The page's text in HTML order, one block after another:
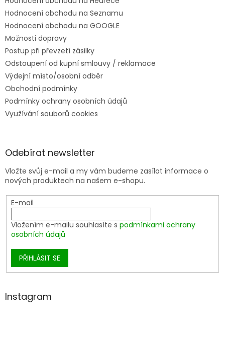
Hodnocení obchodu na Seznamu
Hodnocení obchodu na GOOGLE
Možnosti dopravy
Postup při převzetí zásilky
Odstoupení od kupní smlouvy / reklamace
Výdejní místo/osobní odběr
Obchodní podmínky
Podmínky ochrany osobních údajů
Využívání souborů cookies
Odebírat newsletter
Vložte svůj e-mail a my vám budeme zasílat informace o
nových produktech na našem e-shopu.
E-mail
Vložením e-mailu souhlasíte s podmínkami ochrany
osobních údajů
PŘIHLÁSIT SE
Instagram